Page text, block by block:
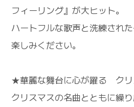
フィーリング』が大ヒット。
ハートフルな歌声と洗練され
楽しみください。
★華麗な舞台に心が躍る クリ
クリスマスの名曲とともに繰